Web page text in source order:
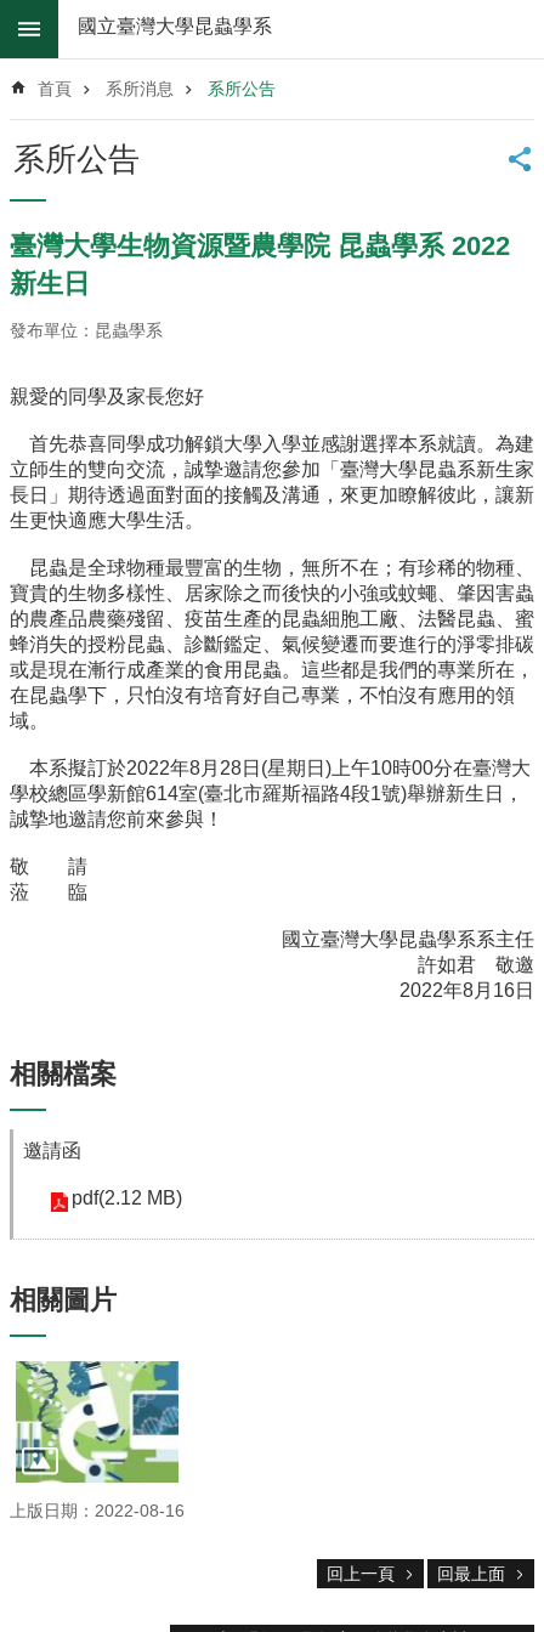
跳到主要內容區塊
階
尋
系
所
消
息
系
所
所
辦
法
所
成
員
研
究
成
學
生
區
生
專
區
捐
區
系
友
會
畢
業
生
職
涯
發
國立臺灣大學昆蟲學系
首頁 系所消息 系所公告
系所公告
臺灣大學生物資源暨農學院 昆蟲學系 2022
新生日
發布單位：昆蟲學系
親愛的同學及家長您好
首先恭喜同學成功解鎖大學入學並感謝選擇本系就讀。為建
立師生的雙向交流，誠摯邀請您參加「臺灣大學昆蟲系新生家
長日」期待透過面對面的接觸及溝通，來更加瞭解彼此，讓新
生更快適應大學生活。
昆蟲是全球物種最豐富的生物，無所不在；有珍稀的物種、
寶貴的生物多樣性、居家除之而後快的小強或蚊蠅、肇因害蟲
的農產品農藥殘留、疫苗生產的昆蟲細胞工廠、法醫昆蟲、蜜
蜂消失的授粉昆蟲、診斷鑑定、氣候變遷而要進行的淨零排碳
或是現在漸行成產業的食用昆蟲。這些都是我們的專業所在，
在昆蟲學下，只怕沒有培育好自己專業，不怕沒有應用的領
域。
本系擬訂於2022年8月28日(星期日)上午10時00分在臺灣大
學校總區學新館614室(臺北市羅斯福路4段1號)舉辦新生日，
誠摯地邀請您前來參與！
敬 請
蒞 臨
國立臺灣大學昆蟲學系系主任
許如君 敬邀
2022年8月16日
相關檔案
邀請函
pdf(2.12 MB)
相關圖片
上版日期：2022-08-16
回上一頁 回最上面